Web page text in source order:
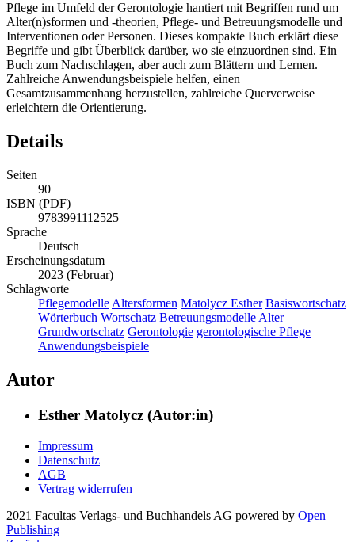
Pflege im Umfeld der Gerontologie hantiert mit Begriffen rund um
Alter(n)sformen und -theorien, Pflege- und Betreuungsmodelle und
Interventionen oder Personen. Dieses kompakte Buch erklärt diese
Begriffe und gibt Überblick darüber, wo sie einzuordnen sind. Ein
Buch zum Nachschlagen, aber auch zum Blättern und Lernen.
Zahlreiche Anwendungsbeispiele helfen, einen
Gesamtzusammenhang herzustellen, zahlreiche Querverweise
erleichtern die Orientierung.
Details
Seiten
90
ISBN (PDF)
9783991112525
Sprache
Deutsch
Erscheinungsdatum
2023 (Februar)
Schlagworte
Pflegemodelle Altersformen Matolycz Esther Basiswortschatz
Wörterbuch Wortschatz Betreuungsmodelle Alter
Grundwortschatz Gerontologie gerontologische Pflege
Anwendungsbeispiele
Autor
Esther Matolycz (Autor:in)
Impressum
Datenschutz
AGB
Vertrag widerrufen
2021 Facultas Verlags- und Buchhandels AG powered by Open
Publishing